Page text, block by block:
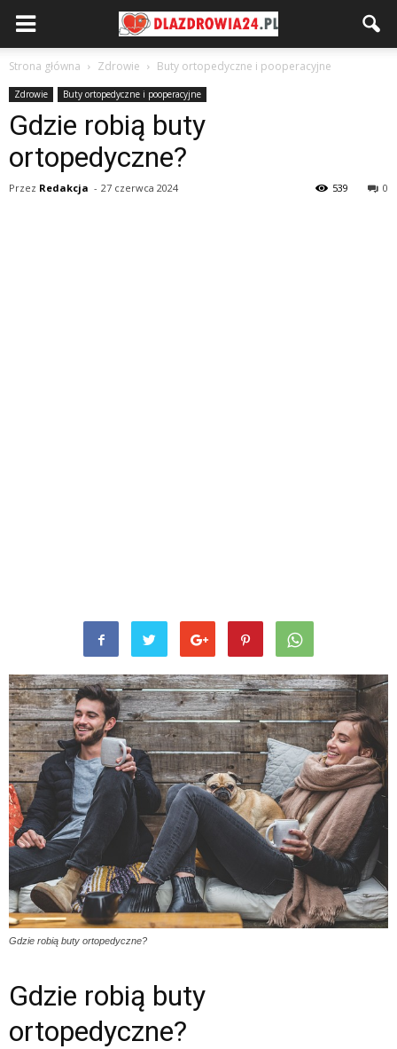
Strona główna Zdrowie Buty ortopedyczne i pooperacyjne
Zdrowie Buty ortopedyczne i pooperacyjne
Gdzie robią buty
ortopedyczne?
Przez Redakcja - 27 czerwca 2024 0
539
Gdzie robią buty ortopedyczne?
Gdzie robią buty
ortopedyczne?